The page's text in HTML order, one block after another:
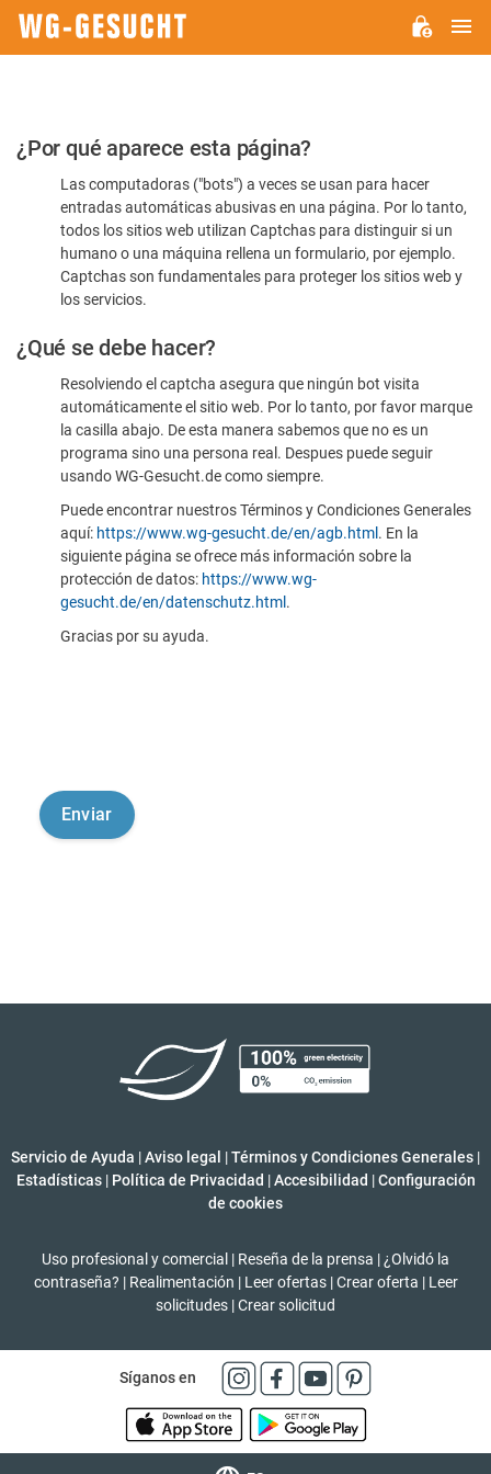
Por
favor,
confirme
humano
¿Por qué aparece esta página?
Las computadoras ("bots") a veces se usan para hacer
entradas automáticas abusivas en una página. Por lo tanto,
todos los sitios web utilizan Captchas para distinguir si un
humano o una máquina rellena un formulario, por ejemplo.
Captchas son fundamentales para proteger los sitios web y
los servicios.
¿Qué se debe hacer?
Resolviendo el captcha asegura que ningún bot visita
automáticamente el sitio web. Por lo tanto, por favor marque
la casilla abajo. De esta manera sabemos que no es un
programa sino una persona real. Despues puede seguir
usando WG-Gesucht.de como siempre.
Puede encontrar nuestros Términos y Condiciones Generales
aquí: https://www.wg-gesucht.de/en/agb.html . En la
siguiente página se ofrece más información sobre la
protección de datos: https://www.wg-
gesucht.de/en/datenschutz.html .
Gracias por su ayuda.
Servicio de Ayuda |Aviso legal |Términos y Condiciones Generales |
Estadísticas | Política de Privacidad | Accesibilidad | Configuración
de cookies
Uso profesional y comercial | Reseña de la prensa | ¿Olvidó la
contraseña? | Realimentación | Leer ofertas | Crear oferta | Leer
solicitudes |Crear solicitud
Síganos en